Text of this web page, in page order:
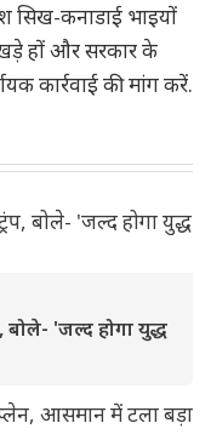
सिख-कनाडाई भाइयों
हों और सरकार के
कार्रवाई की मांग करें.
बोले- 'जल्द होगा युद्ध